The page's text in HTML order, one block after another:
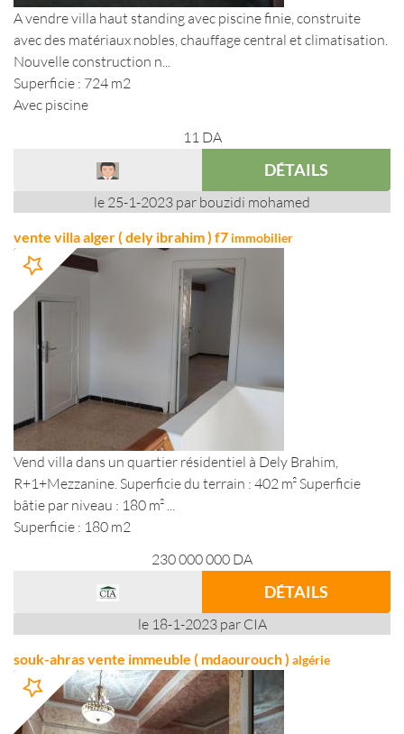
A vendre villa haut standing avec piscine finie, construite
avec des matériaux nobles, chauffage central et climatisation.
Nouvelle construction n...
Superficie : 724 m2
Avec piscine
11 DA
DÉTAILS
le 25-1-2023 par bouzidi mohamed
vente villa alger ( dely ibrahim ) f7 immobilier
Vend villa dans un quartier résidentiel à Dely Brahim,
R+1+Mezzanine. Superficie du terrain : 402 m² Superficie
bâtie par niveau : 180 m² ...
Superficie : 180 m2
230 000 000 DA
DÉTAILS
le 18-1-2023 par CIA
souk-ahras vente immeuble ( mdaourouch ) algérie